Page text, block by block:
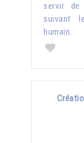
servir de
suivant
humain.